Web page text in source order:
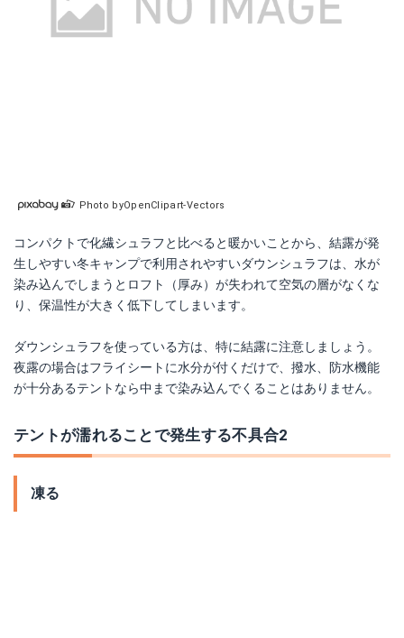
Photo byOpenClipart-Vectors
コンパクトで化繊シュラフと比べると暖かいことから、結露が発
生しやすい冬キャンプで利用されやすいダウンシュラフは、水が
染み込んでしまうとロフト（厚み）が失われて空気の層がなくな
り、保温性が大きく低下してしまいます。
ダウンシュラフを使っている方は、特に結露に注意しましょう。
夜露の場合はフライシートに水分が付くだけで、撥水、防水機能
が十分あるテントなら中まで染み込んでくることはありません。
テントが濡れることで発生する不具合2
凍る